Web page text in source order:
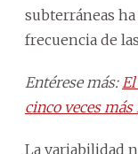
subterráneas
frecuencia de
Entérese más:
cinco veces
La variabilidad